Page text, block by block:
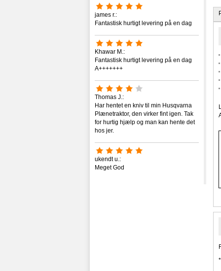
james r.:
Fantastisk hurtigt levering på en dag
Khawar M.:
Fantastisk hurtigt levering på en dag
A+++++++
Thomas J.:
Har hentet en kniv til min Husqvarna
Plænetraktor, den virker fint igen. Tak
for hurtig hjælp og man kan hente det
hos jer.
ukendt u.:
Meget God